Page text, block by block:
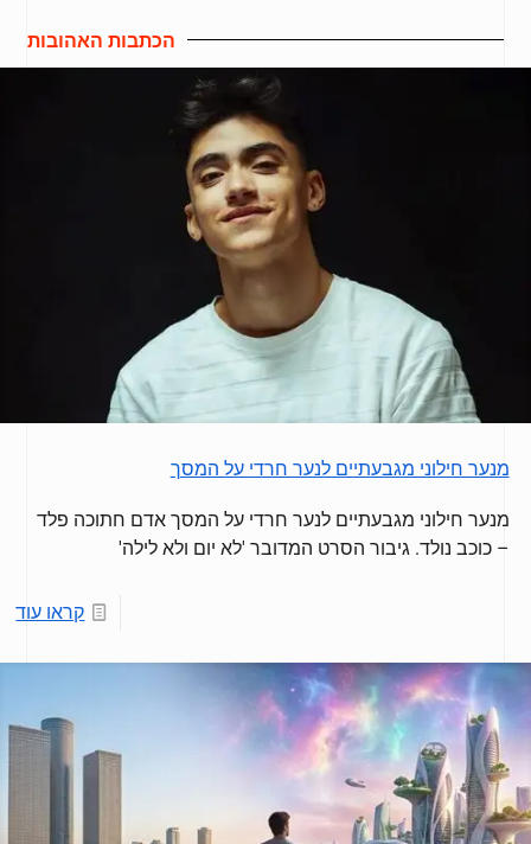
הכתבות האהובות
מנער חילוני מגבעתיים לנער חרדי על המסך
מנער חילוני מגבעתיים לנער חרדי על המסך אדם חתוכה פלד
– כוכב נולד. גיבור הסרט המדובר 'לא יום ולא לילה'
קראו עוד